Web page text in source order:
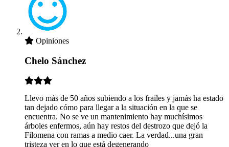
Opiniones
Chelo Sánchez
Llevo más de 50 años subiendo a los frailes y jamás ha estado
tan dejado cómo para llegar a la situación en la que se
encuentra. No se ve un mantenimiento hay muchísimos
árboles enfermos, aún hay restos del destrozo que dejó la
Filomena con ramas a medio caer. La verdad...una gran
tristeza ver en lo que está degenerando